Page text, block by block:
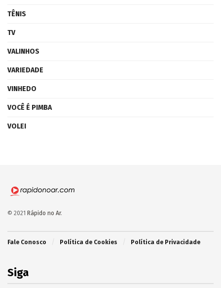
TÊNIS
TV
VALINHOS
VARIEDADE
VINHEDO
VOCÊ É PIMBA
VOLEI
© 2021 Rápido no Ar.
Fale Conosco Política de Cookies Política de Privacidade
Siga